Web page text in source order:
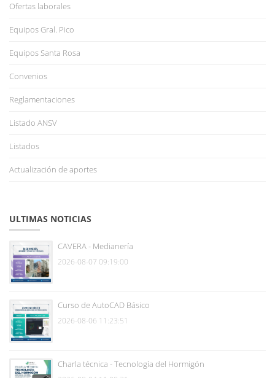
Ofertas laborales
Equipos Gral. Pico
Equipos Santa Rosa
Convenios
Reglamentaciones
Listado ANSV
Listados
Actualización de aportes
ULTIMAS NOTICIAS
CAVERA - Medianería
2026-08-07 09:19:00
Curso de AutoCAD Básico
2026-08-06 11:23:51
Charla técnica - Tecnología del Hormigón